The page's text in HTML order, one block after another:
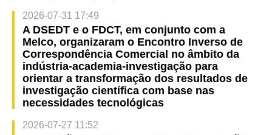
2026-07-31 17:49
A DSEDT e o FDCT, em conjunto com a
Melco, organizaram o Encontro Inverso de
Correspondência Comercial no âmbito da
indústria-academia-investigação para
orientar a transformação dos resultados de
investigação científica com base nas
necessidades tecnológicas
2026-07-27 11:52